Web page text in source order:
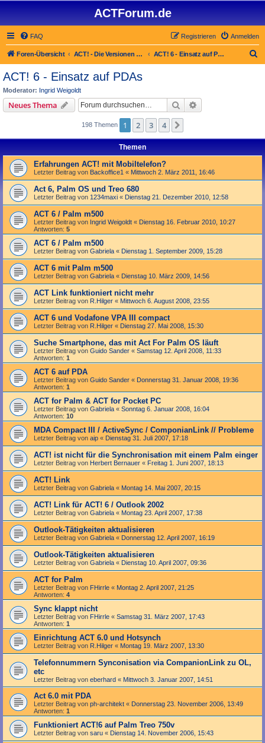
ACTForum.de
FAQ Anmelden
Registrieren
Foren-Übersicht ACT! - Die Versionen 2.x bis 6.x (auch ACT! 2000) ACT! 6 - Einsatz auf PDAs
ACT! 6 - Einsatz auf PDAs
Moderator: Ingrid Weigoldt
Neues Thema Suche
198 Themen 1 2 3 4
Themen
Erfahrungen ACT! mit Mobiltelefon?
Letzter Beitrag von Backoffice1 « Mittwoch 2. März 2011, 16:46
Act 6, Palm OS und Treo 680
Letzter Beitrag von 1234maxi « Dienstag 21. Dezember 2010, 12:58
ACT 6 / Palm m500
Letzter Beitrag von Ingrid Weigoldt « Dienstag 16. Februar 2010, 10:27
Antworten: 5
ACT 6 / Palm m500
Letzter Beitrag von Gabriela « Dienstag 1. September 2009, 15:28
ACT 6 mit Palm m500
Letzter Beitrag von Gabriela « Dienstag 10. März 2009, 14:56
ACT Link funktioniert nicht mehr
Letzter Beitrag von R.Hilger « Mittwoch 6. August 2008, 23:55
ACT 6 und Vodafone VPA III compact
Letzter Beitrag von R.Hilger « Dienstag 27. Mai 2008, 15:30
Suche Smartphone, das mit Act For Palm OS läuft
Letzter Beitrag von Guido Sander « Samstag 12. April 2008, 11:33
Antworten: 1
ACT 6 auf PDA
Letzter Beitrag von Guido Sander « Donnerstag 31. Januar 2008, 19:36
Antworten: 1
ACT for Palm & ACT for Pocket PC
Letzter Beitrag von Gabriela « Sonntag 6. Januar 2008, 16:04
Antworten: 10
MDA Compact III / ActiveSync / ComponianLink // Probleme
Letzter Beitrag von aip « Dienstag 31. Juli 2007, 17:18
ACT! ist nicht für die Synchronisation mit einem Palm einger
Letzter Beitrag von Herbert Bernauer « Freitag 1. Juni 2007, 18:13
ACT! Link
Letzter Beitrag von Gabriela « Montag 14. Mai 2007, 20:15
ACT! Link für ACT! 6 / Outlook 2002
Letzter Beitrag von Gabriela « Montag 23. April 2007, 17:38
Outlook-Tätigkeiten aktualisieren
Letzter Beitrag von Gabriela « Donnerstag 12. April 2007, 16:19
Outlook-Tätigkeiten aktualisieren
Letzter Beitrag von Gabriela « Dienstag 10. April 2007, 09:36
ACT for Palm
Letzter Beitrag von FHirrle « Montag 2. April 2007, 21:25
Antworten: 4
Sync klappt nicht
Letzter Beitrag von FHirrle « Samstag 31. März 2007, 17:43
Antworten: 1
Einrichtung ACT 6.0 und Hotsynch
Letzter Beitrag von R.Hilger « Montag 19. März 2007, 13:30
Telefonnummern Synconisation via CompanionLink zu OL,
etc
Letzter Beitrag von eberhard « Mittwoch 3. Januar 2007, 14:51
Act 6.0 mit PDA
Letzter Beitrag von ph-architekt « Donnerstag 23. November 2006, 13:49
Antworten: 1
Funktioniert ACT!6 auf Palm Treo 750v
Letzter Beitrag von saru « Dienstag 14. November 2006, 15:43